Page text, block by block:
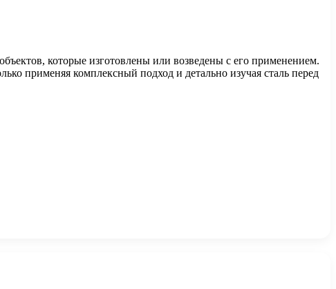
которые изготовлены или возведены с его применением.
применяя комплексный подход и детально изучая сталь перед